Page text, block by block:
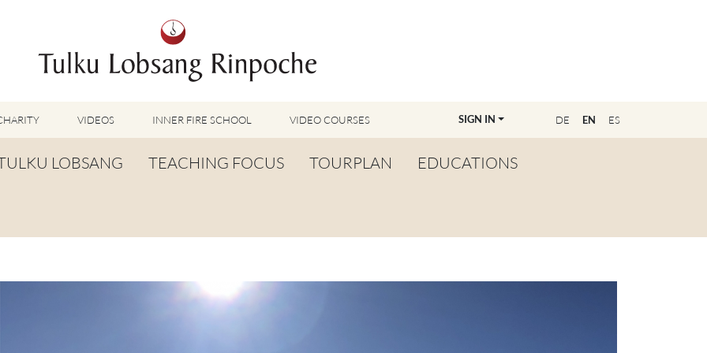
DE EN ES
SIGN IN
VIDEOS
TUMMO VIDEOS
TV-FEATURES & INTERVIEWS
INNER FIRE SCHOOL VIDEO COURSES
LOBSANG
LIFE PRAYER
TEACHING FOCUS
LU JONG
TOG CHÖD
TOURPLAN EDUCATIONS
BECOME A TEACHER